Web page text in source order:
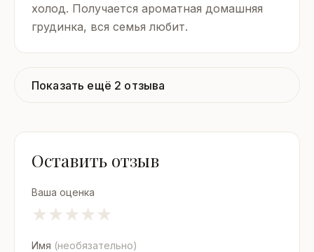
холод. Получается ароматная домашняя
грудинка, вся семья любит.
Показать ещё 2 отзыва
Оставить отзыв
Ваша оценка
★
★
★
★
★
Имя (необязательно)